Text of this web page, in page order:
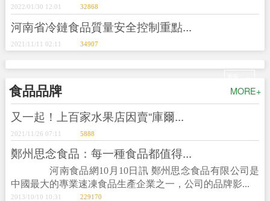
2022/01/30 12:01 32868
河南省冷鏈食品質量安全控制重點...
2021/11/11 02:11 34907
食品品牌 MORE+
又一起！上百家水果店因賣“庫爾...
2021/11/26 07:11 5888
鄭州思念食品：每一種食品都值得...
河南食品網10月10日訊 鄭州思念食品有限公司是
中國最大的專業速凍食品生產企業之一，公司的品牌影...
2013/10/10 10:31 229170